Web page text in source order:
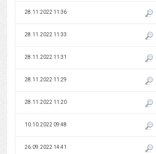
28.11.2022 11:36
28.11.2022 11:33
28.11.2022 11:31
28.11.2022 11:29
28.11.2022 11:20
10.10.2022 09:48
26.09.2022 14:41